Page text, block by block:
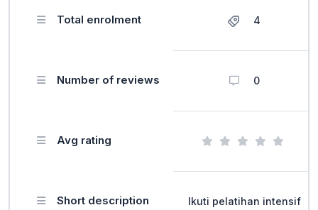
Total enrolment 4
Number of reviews 0
Avg rating
Short description
Ikuti pelatihan intensif